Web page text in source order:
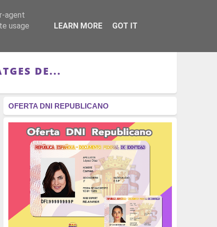
RÉGIMEN - MONARQUÍA
DE...
OFERTA DNI REPUBLICANO
agent
usage
LEARN MORE GOT IT